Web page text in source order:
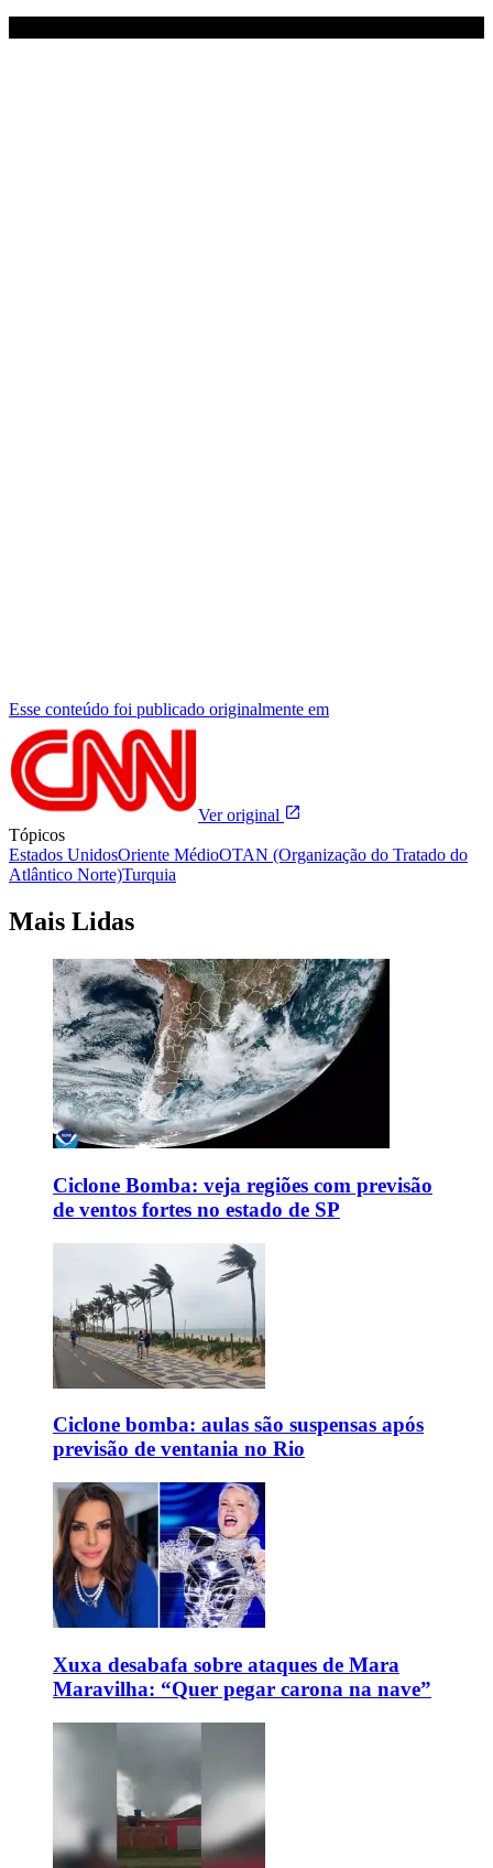
Esse conteúdo foi publicado originalmente em
Ver original
Tópicos
Estados UnidosOriente MédioOTAN (Organização do Tratado do
Atlântico Norte)Turquia
Mais Lidas
Ciclone Bomba: veja regiões com previsão
de ventos fortes no estado de SP
Ciclone bomba: aulas são suspensas após
previsão de ventania no Rio
Xuxa desabafa sobre ataques de Mara
Maravilha: “Quer pegar carona na nave”